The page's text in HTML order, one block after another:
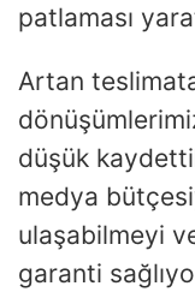
patlaması
Artan
düşük
medya
ulaşabilmeyi
garanti